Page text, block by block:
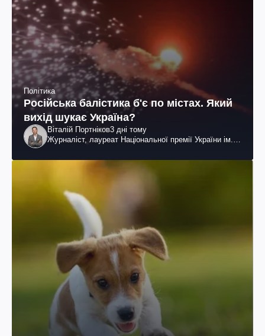
Політика
Російська балістика б'є по містах. Який
вихід шукає Україна?
Віталій Портніков3 дні тому
Журналіст, лауреат Національної премії України ім.